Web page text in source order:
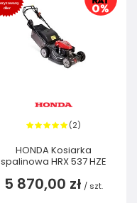
(2)
HONDA Kosiarka
spalinowa HRX 537 HZE
5 870,00 zł / szt.